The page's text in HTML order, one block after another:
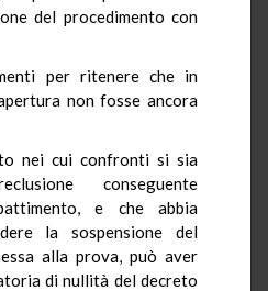
del procedimento con
per ritenere che in
non fosse ancora
nei cui confronti si sia
conseguente
e che abbia
la sospensione del
alla prova, può aver
di nullità del decreto